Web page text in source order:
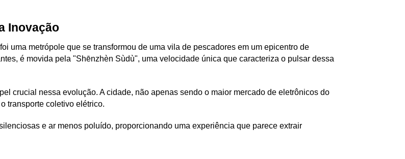
Inovação
uma metrópole que se transformou de uma vila de pescadores em um epicentro de
é movida pela "Shēnzhèn Sùdù", uma velocidade única que caracteriza o pulsar dessa
crucial nessa evolução. A cidade, não apenas sendo o maior mercado de eletrônicos do
transporte coletivo elétrico.
e ar menos poluído, proporcionando uma experiência que parece extrair